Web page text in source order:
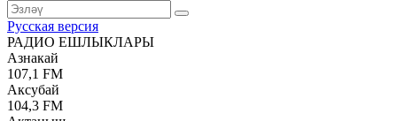
Русская версия
РАДИО ЕШЛЫКЛАРЫ
Азнакай
107,1 FM
Аксубай
104,3 FM